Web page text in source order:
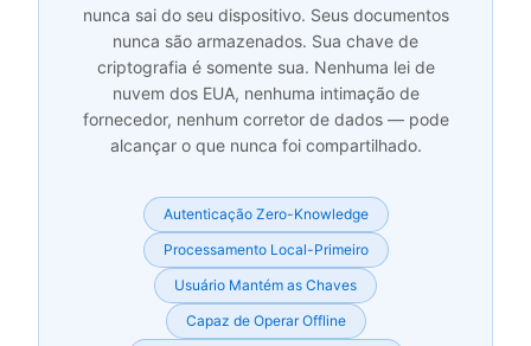
nunca sai do seu dispositivo. Seus documentos
nunca são armazenados. Sua chave de
criptografia é somente sua. Nenhuma lei de
nuvem dos EUA, nenhuma intimação de
fornecedor, nenhum corretor de dados — pode
alcançar o que nunca foi compartilhado.
Autenticação Zero-Knowledge
Processamento Local-Primeiro
Usuário Mantém as Chaves
Capaz de Operar Offline